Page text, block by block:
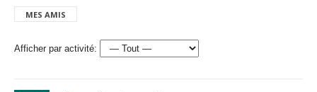
MES AMIS
Afficher par activité: